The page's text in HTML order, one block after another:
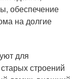
обеспечение
на долгие
для
строений